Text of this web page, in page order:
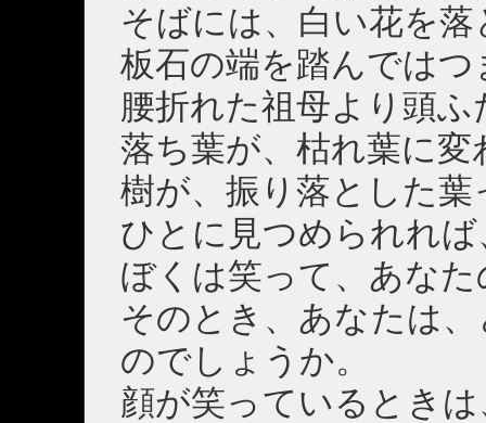
そばには、白い花を
板石の端を踏んでは
腰折れた祖母より頭
落ち葉が、枯れ葉に変
樹が、振り落とした
ひとに見つめられれ
ぼくは笑って、あな
そのとき、あなたは
のでしょうか。
顔が笑っているとき